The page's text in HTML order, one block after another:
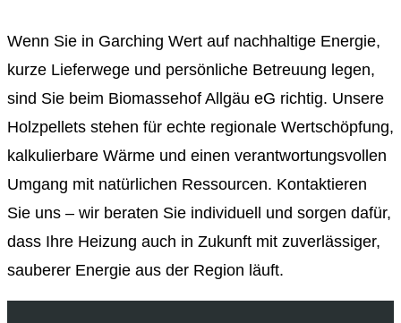
Wenn Sie in Garching Wert auf nachhaltige Energie,
kurze Lieferwege und persönliche Betreuung legen,
sind Sie beim Biomassehof Allgäu eG richtig. Unsere
Holzpellets stehen für echte regionale Wertschöpfung,
kalkulierbare Wärme und einen verantwortungsvollen
Umgang mit natürlichen Ressourcen. Kontaktieren
Sie uns – wir beraten Sie individuell und sorgen dafür,
dass Ihre Heizung auch in Zukunft mit zuverlässiger,
sauberer Energie aus der Region läuft.